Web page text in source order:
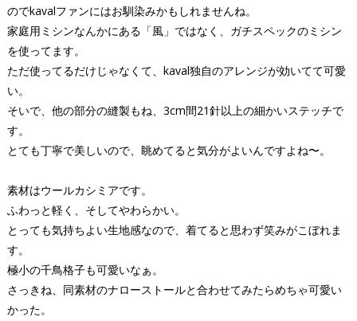
のでkavalファンにはお馴染みかもしれませんね。
家庭用ミシンなんかにある「風」ではなく、ガチスペックのミシン
を使ってます。
ただ使ってるだけじゃなくて、kaval独自のアレンジが効いてて可愛
い。
そいで、他の部分の縫製もね、3cm間21針以上の細かいステッチで
す。
とても丁寧で美しいので、眺めてると気分がよいんですよね〜。
素材はウールカシミアです。
ふわっと軽く、そしてやわらかい。
とっても気持ちよい生地感なので、着てると思わず笑みがこぼれま
す。
極小の千鳥格子も可愛いなぁ。
さっきね、同素材のナローストールと合わせてみたらめちゃ可愛い
かった。